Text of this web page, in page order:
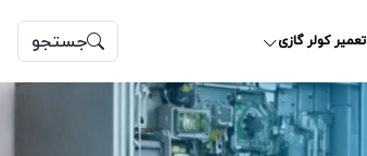
تعمیر کولر گازی جستجو